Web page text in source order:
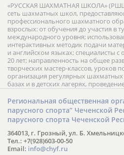
«РУССКАЯ ШАХМАТНАЯ ШКОЛА»
сеть шахматных школ,
профессионального шахматного
взрослых: от обучения до участия в
международного уровня;
интерактивных методик подачи
и английском языках; специалисты
20 лет; направленность на общее
творческих мастер-классов, уроков
организация регулярных
базах и в детских лагерях,
шахматистами; корпоративное
форме вебинаров и индивидуальных
российских и международных
онлайн трансляция мероприятий и
Региональная общественная
парусного спорта” Чеченской
парусного спорта Чеченской
364013, г. Грозный, ул. Б.
Тел.: +7(928)603-00-50
Email: info@chyf.ru